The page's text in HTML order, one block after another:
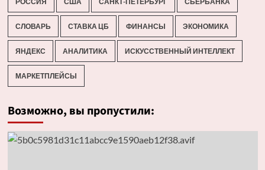
СЛОВАРЬ СТАВКА ЦБ ФИНАНСЫ ЭКОНОМИКА
ЯНДЕКС АНАЛИТИКА ИСКУССТВЕННЫЙ ИНТЕЛЛЕКТ
МАРКЕТПЛЕЙСЫ
Возможно, вы пропустили: